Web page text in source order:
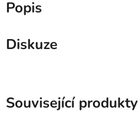
Popis
Diskuze
Související produkty